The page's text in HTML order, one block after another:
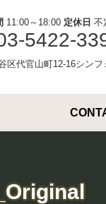
11:00～18:00 定休日 不
5422-
区代官山町12-16シン